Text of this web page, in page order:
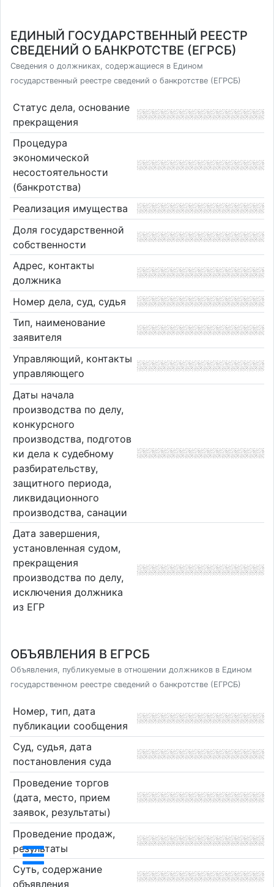
ЕДИНЫЙ ГОСУДАРСТВЕННЫЙ РЕЕСТР
СВЕДЕНИЙ О БАНКРОТСТВЕ (ЕГРСБ)
Сведения о должниках, содержащиеся в Едином
государственный реестре сведений о банкротстве (ЕГРСБ)
Статус дела, основание
прекращения
Процедура
экономической
несостоятельности
(банкротства)
Реализация имущества
Доля государственной
собственности
Адрес, контакты
должника
Номер дела, суд, судья
Тип, наименование
заявителя
Управляющий, контакты
управляющего
Даты начала
производства по делу,
конкурсного
производства, подготов
ки дела к судебному
разбирательству,
защитного периода,
ликвидационного
производства, санации
Дата завершения,
установленная судом,
прекращения
производства по делу,
исключения должника
из ЕГР
ОБЪЯВЛЕНИЯ В ЕГРСБ
Объявления, публикуемые в отношении должников в Едином
государственном реестре сведений о банкротстве (ЕГРСБ)
Номер, тип, дата
публикации сообщения
Суд, судья, дата
постановления суда
Проведение торгов
(дата, место, прием
заявок, результаты)
Проведение продаж,
результаты
Суть, содержание
объявления